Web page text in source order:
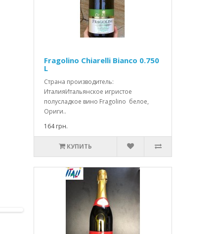
Fragolino Chiarelli Bianco 0.750
L
Страна производитель:
ИталияИтальянское игристое
полусладкое вино Fragolino белое,
Ориги..
164 грн.
КУПИТЬ